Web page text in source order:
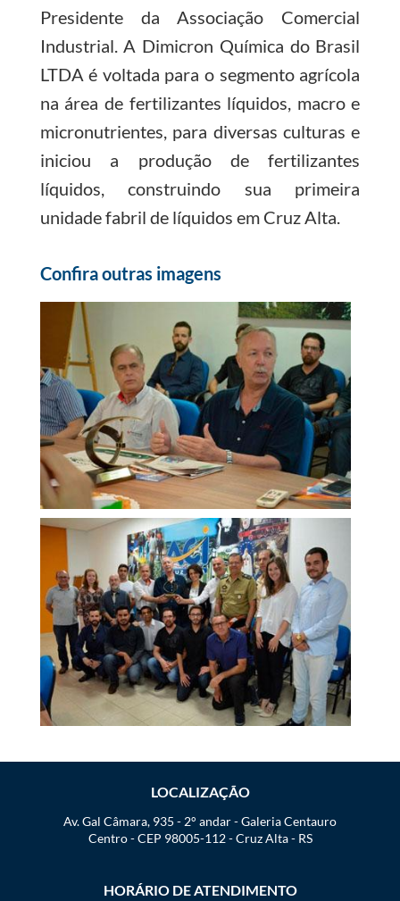
Presidente da Associação Comercial
Industrial. A Dimicron Química do Brasil
LTDA é voltada para o segmento agrícola
na área de fertilizantes líquidos, macro e
micronutrientes, para diversas culturas e
iniciou a produção de fertilizantes
líquidos, construindo sua primeira
unidade fabril de líquidos em Cruz Alta.
Confira outras imagens
LOCALIZAÇÃO
Av. Gal Câmara, 935 - 2° andar - Galeria Centauro
Centro - CEP 98005-112 - Cruz Alta - RS
HORÁRIO DE ATENDIMENTO